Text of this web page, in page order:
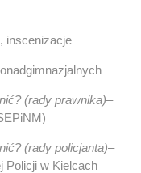
(rady prawnika)–
(rady policjanta)–
Policji w Kielcach